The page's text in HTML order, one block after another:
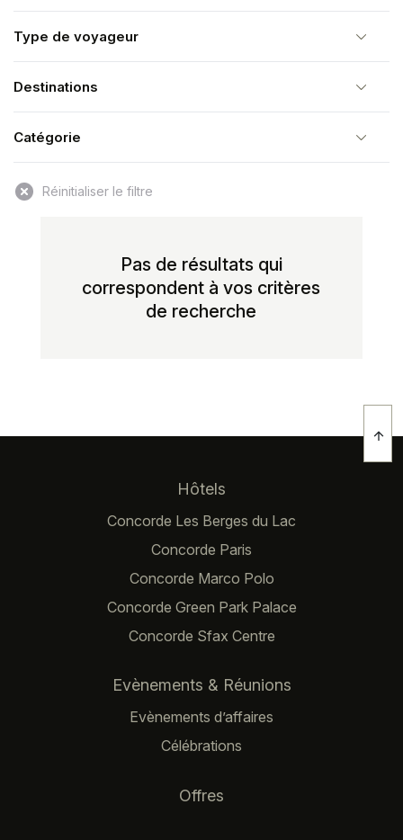
Type de voyageur
Destinations
Catégorie
Pas de résultats qui
correspondent à vos critères
de recherche
Hôtels
Concorde Les Berges du Lac
Concorde Paris
Concorde Marco Polo
Concorde Green Park Palace
Concorde Sfax Centre
Evènements & Réunions
Evènements d’affaires
Célébrations
Offres